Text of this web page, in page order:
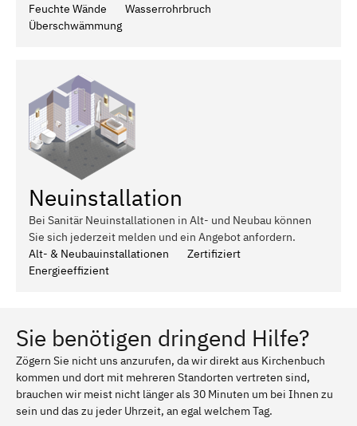
Feuchte Wände
Wasserrohrbruch
Überschwämmung
Neuinstallation
Bei Sanitär Neuinstallationen in Alt- und Neubau können
Sie sich jederzeit melden und ein Angebot anfordern.
Alt- & Neubauinstallationen
Zertifiziert
Energieeffizient
Sie benötigen dringend Hilfe?
Zögern Sie nicht uns anzurufen, da wir direkt aus Kirchenbuch
kommen und dort mit mehreren Standorten vertreten sind,
brauchen wir meist nicht länger als 30 Minuten um bei Ihnen zu
sein und das zu jeder Uhrzeit, an egal welchem Tag.